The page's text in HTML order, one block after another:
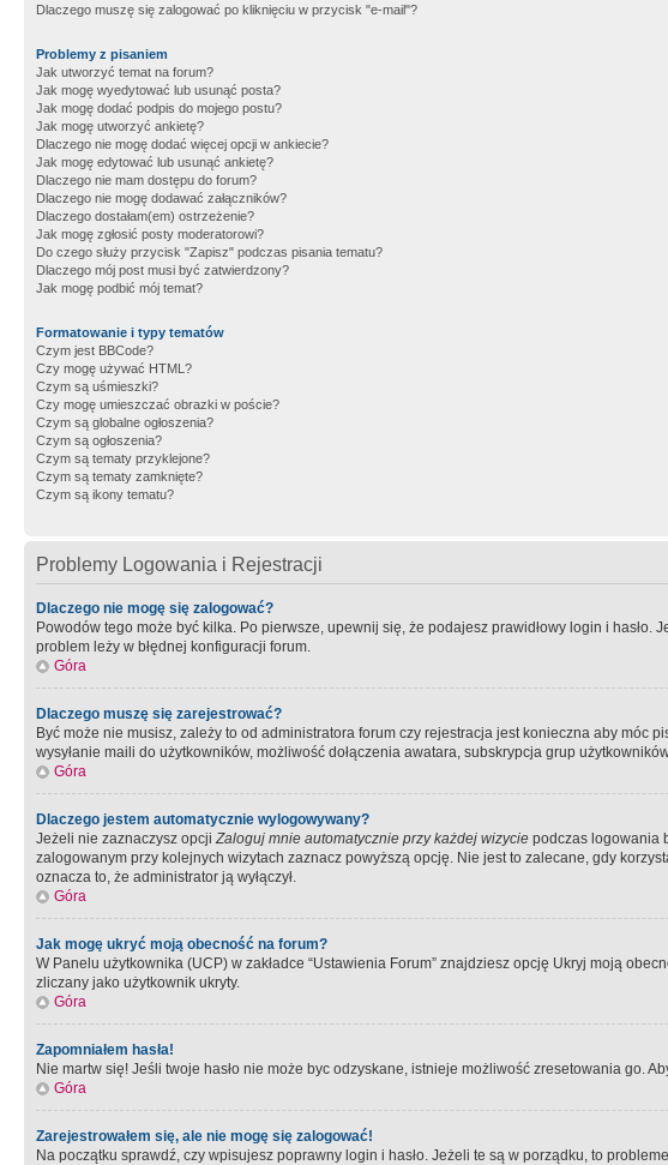
Dlaczego muszę się zalogować po kliknięciu w przycisk "e-mail"?
Problemy z pisaniem
Jak utworzyć temat na forum?
Jak mogę wyedytować lub usunąć posta?
Jak mogę dodać podpis do mojego postu?
Jak mogę utworzyć ankietę?
Dlaczego nie mogę dodać więcej opcji w ankiecie?
Jak mogę edytować lub usunąć ankietę?
Dlaczego nie mam dostępu do forum?
Dlaczego nie mogę dodawać załączników?
Dlaczego dostałam(em) ostrzeżenie?
Jak mogę zgłosić posty moderatorowi?
Do czego służy przycisk "Zapisz" podczas pisania tematu?
Dlaczego mój post musi być zatwierdzony?
Jak mogę podbić mój temat?
Formatowanie i typy tematów
Czym jest BBCode?
Czy mogę używać HTML?
Czym są uśmieszki?
Czy mogę umieszczać obrazki w poście?
Czym są globalne ogłoszenia?
Czym są ogłoszenia?
Czym są tematy przyklejone?
Czym są tematy zamknięte?
Czym są ikony tematu?
Problemy Logowania i Rejestracji
Dlaczego nie mogę się zalogować?
Powodów tego może być kilka. Po pierwsze, upewnij się, że podajesz prawidłowy login i
problem leży w błędnej konfiguracji forum.
Góra
Dlaczego muszę się zarejestrować?
Być może nie musisz, zależy to od administratora forum czy rejestracja jest konieczna aby
wysyłanie maili do użytkowników, możliwość dołączenia awatara, subskrypcja grup
Góra
Dlaczego jestem automatycznie wylogowywany?
Jeżeli nie zaznaczysz opcjiZaloguj mnie automatycznie przy każdej wizycie podczas logowania
zalogowanym przy kolejnych wizytach zaznacz powyższą opcję. Nie jest to zalecane, gdy
oznacza to, że administrator ją wyłączył.
Góra
Jak mogę ukryć moją obecność na forum?
W Panelu użytkownika (UCP) w zakładce “Ustawienia Forum” znajdziesz opcję Ukryj moją
zliczany jako użytkownik ukryty.
Góra
Zapomniałem hasła!
Nie martw się! Jeśli twoje hasło nie może byc odzyskane, istnieje możliwość zresetowania go.
Góra
Zarejestrowałem się, ale nie mogę się zalogować!
Na początku sprawdź, czy wpisujesz poprawny login i hasło. Jeżeli te są w porządku, to